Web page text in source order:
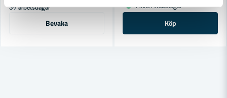
3-7 arbetsdagar
Bevaka
Finns i Webblager
Köp